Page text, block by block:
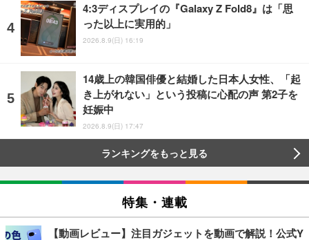
4:3ディスプレイの『Galaxy Z Fold8』は「思
った以上に実用的」
2026.8.9(日) 16:19
14歳上の韓国俳優と結婚した日本人女性、「起
き上がれない」という投稿に心配の声 第2子を
妊娠中
2026.8.9(日) 17:47
ランキングをもっと見る
特集・連載
【動画レビュー】注目ガジェットを動画で解説！公式Y